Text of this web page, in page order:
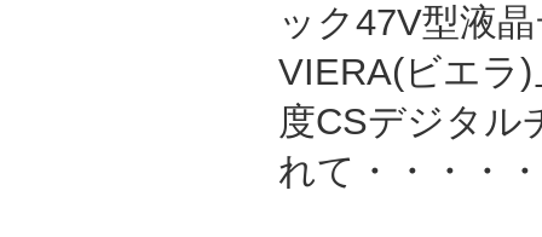
ック47V型液
VIERA(ビエラ
度CSデジタル
れて・・・・